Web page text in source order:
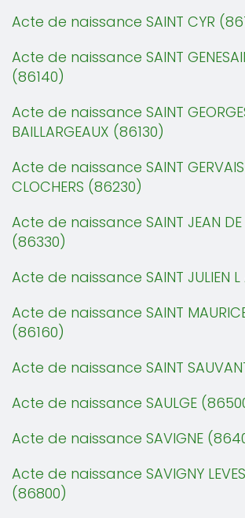
Acte de naissance SAINT CYR
Acte de naissance SAINT
(86140)
Acte de naissance SAINT
BAILLARGEAUX (86130)
Acte de naissance SAINT GERVAIS
CLOCHERS (86230)
Acte de naissance SAINT JEAN DE
(86330)
Acte de naissance SAINT JULIEN
Acte de naissance SAINT
(86160)
Acte de naissance SAINT
Acte de naissance SAULGE
Acte de naissance SAVIGNE
Acte de naissance SAVIGNY
(86800)